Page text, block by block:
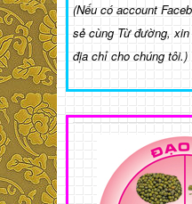
(Nếu có account
sẻ cùng Từ đường,
địa chỉ cho chúng tôi.)